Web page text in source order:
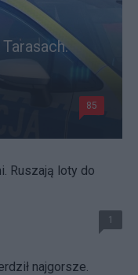
85
Ruszają loty do
1
najgorsze.